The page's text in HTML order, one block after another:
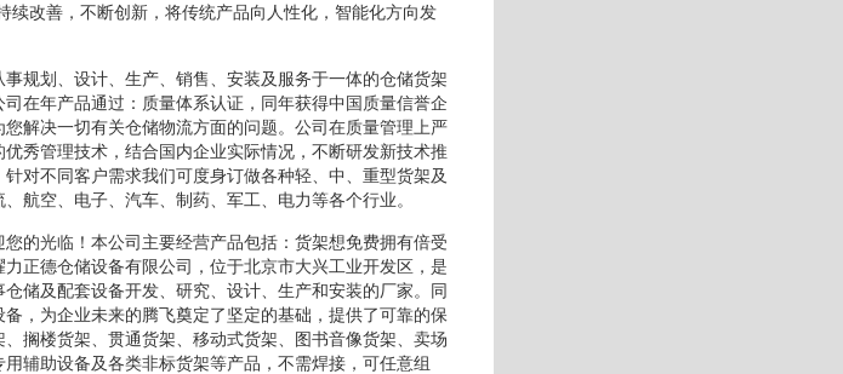
续改善，不断创新，将传统产品向人性化，智能化方向发
规划、设计、生产、销售、安装及服务于一体的仓储货架
在年产品通过：质量体系认证，同年获得中国质量信誉企
解决一切有关仓储物流方面的问题。公司在质量管理上严
秀管理技术，结合国内企业实际情况，不断研发新技术推
对不同客户需求我们可度身订做各种轻、中、重型货架及
航空、电子、汽车、制药、军工、电力等各个行业。
的光临！本公司主要经营产品包括：货架想免费拥有倍受
正德仓储设备有限公司，位于北京市大兴工业开发区，是
储及配套设备开发、研究、设计、生产和安装的厂家。同
，为企业未来的腾飞奠定了坚定的基础，提供了可靠的保
搁楼货架、贯通货架、移动式货架、图书音像货架、卖场
辅助设备及各类非标货架等产品，不需焊接，可任意组